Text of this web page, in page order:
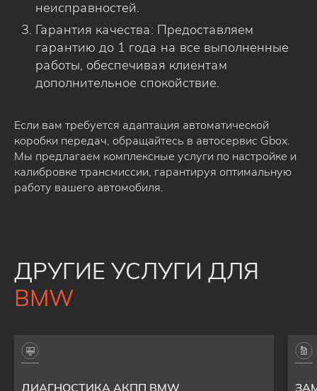
неисправностей.
Гарантия качества: Предоставляем
гарантию до 1 года на все выполненные
работы, обеспечивая клиентам
дополнительное спокойствие.
Если вам требуется адаптация автоматической
коробки передач, обращайтесь в автосервис Gbox.
Мы предлагаем комплексные услуги по настройке и
калибровке трансмиссии, гарантируя оптимальную
работу вашего автомобиля.
ДРУГИЕ УСЛУГИ ДЛЯ
BMW
ДИАГНОСТИКА АКПП BMW